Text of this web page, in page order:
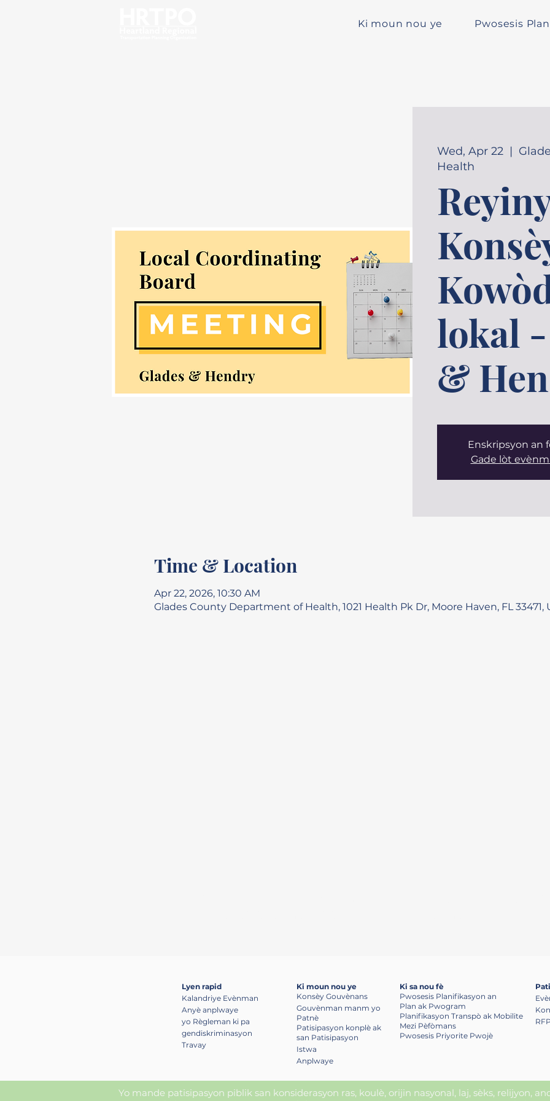
Ki moun nou ye Pwosesis
Wed, Apr 22
  |
Health
lokal
&
Enskripsyon an
Gade lòt
Time & Location
Apr 22, 2026, 10:30 AM
Glades County Department of Health, 1021 Health Pk Dr, Moore Haven, FL 33471,
Lyen rapid
Kalandriye Evènman
Anyè anplwaye
yo Règleman ki pa
gendiskriminasyon
Travay
Ki moun nou ye
Konsèy Gouvènans
Gouvènman manm yo
Patnè
Patisipasyon konplè ak
san Patisipasyon
Istwa
Anplwaye
Ki sa nou fè
Pwosesis Planifikasyon an
Plan ak Pwogram
Planifikasyon Transpò ak Mobilite
Mezi Pèfòmans
Pwosesis Priyorite Pwojè
Yo mande patisipasyon piblik san konsiderasyon ras, koulè, orijin nasyonal, laj, sèks, relijyon,